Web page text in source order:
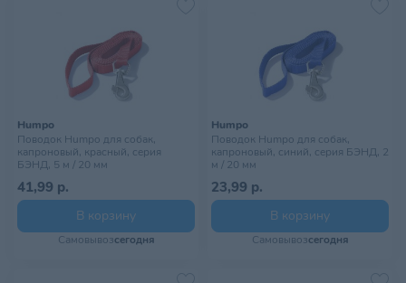
Humpo
Поводок Humpo для собак,
капроновый, красный, серия
БЭНД, 5 м / 20 мм
41,99 р.
В корзину
Самовывозсегодня
Humpo
Поводок Humpo для собак,
капроновый, синий, серия БЭНД, 2
м / 20 мм
23,99 р.
В корзину
Самовывозсегодня